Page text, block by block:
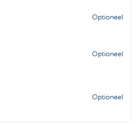
Optioneel
Optioneel
Optioneel